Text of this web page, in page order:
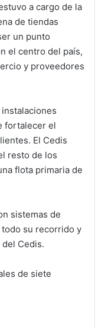
a cargo de la
de tiendas
un punto
el centro del país,
y proveedores
fortalecer el
El Cedis
resto de los
flota primaria de
sistemas de
su recorrido y
Cedis.
de siete